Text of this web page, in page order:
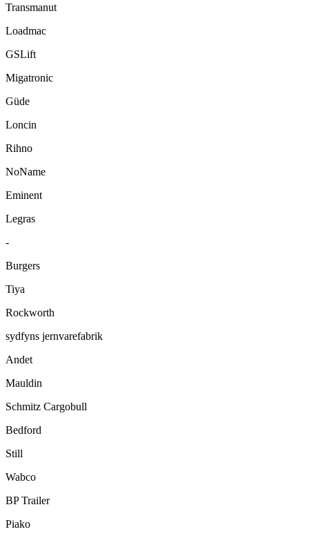
Transmanut
Loadmac
GSLift
Migatronic
Güde
Loncin
Rihno
NoName
Eminent
Legras
-
Burgers
Tiya
Rockworth
sydfyns jernvarefabrik
Andet
Mauldin
Schmitz Cargobull
Bedford
Still
Wabco
BP Trailer
Piako